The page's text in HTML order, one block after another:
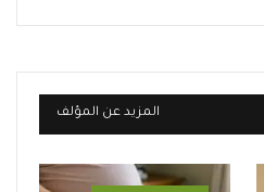
المزيد عن المؤلف